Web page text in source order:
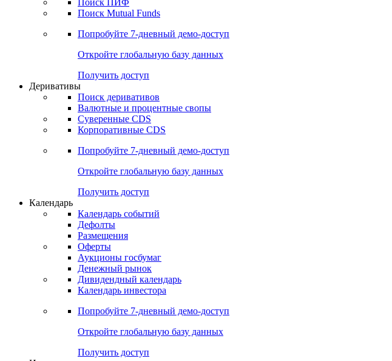
ETF & Funds
Поиск ETF & Funds
Сравнение ETF & Funds
Поиск ПИФ
Поиск Mutual Funds
Попробуйте7-дневный
Откройте глобальную базу данных
Получить доступ
Деривативы
Поиск деривативов
Валютные и процентные свопы
Суверенные CDS
Корпоративные CDS
Попробуйте7-дневный
Откройте глобальную базу данных
Получить доступ
Календарь
Календарь событий
Дефолты
Размещения
Оферты
Аукционы госбумаг
Денежный рынок
Дивидендный календарь
Календарь инвестора
Попробуйте7-дневный